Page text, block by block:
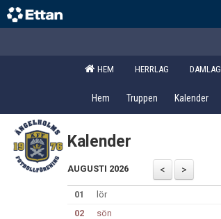
HEM HERRLAG DAMLAG
Hem Truppen Kalender
Kalender
AUGUSTI 2026
01
lör
02
sön